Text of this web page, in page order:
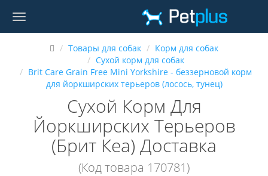
Товары для собак
Корм для собак
Сухой корм для собак
Brit Care Grain Free Mini Yorkshire - беззерновой корм
для йоркширских терьеров (лосось, тунец)
Сухой Корм Для
Йоркширских Терьеров
(Брит Кеа) Доставка
(Код товара 170781)